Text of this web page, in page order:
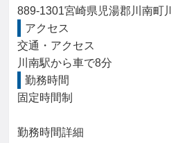
889-1301宮崎県児湯郡川南町
アクセス
交通・アクセス
川南駅から車で8分
勤務時間
固定時間制
勤務時間詳細